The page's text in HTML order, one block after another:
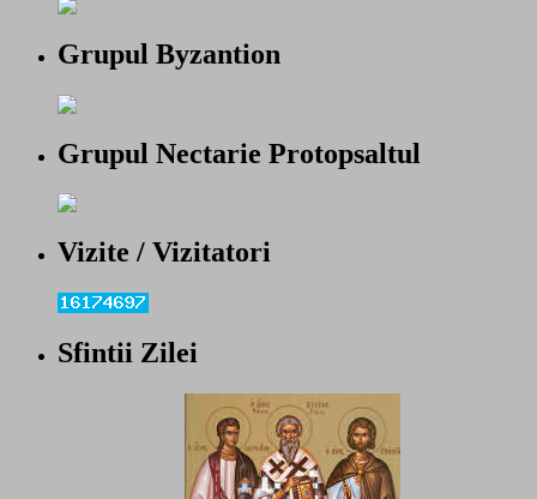
Grupul Byzantion
Grupul Nectarie Protopsaltul
Vizite / Vizitatori
Sfintii Zilei